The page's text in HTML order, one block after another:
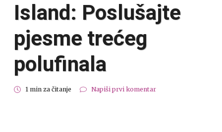
Island: Poslušajte
pjesme trećeg
polufinala
1 min za čitanje Napiši prvi komentar